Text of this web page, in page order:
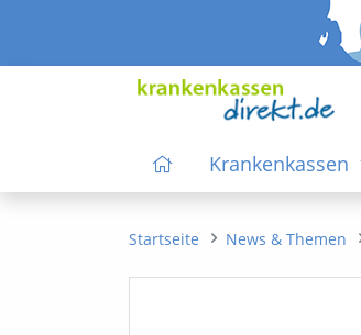
Krankenkassen
Startseite News & Themen